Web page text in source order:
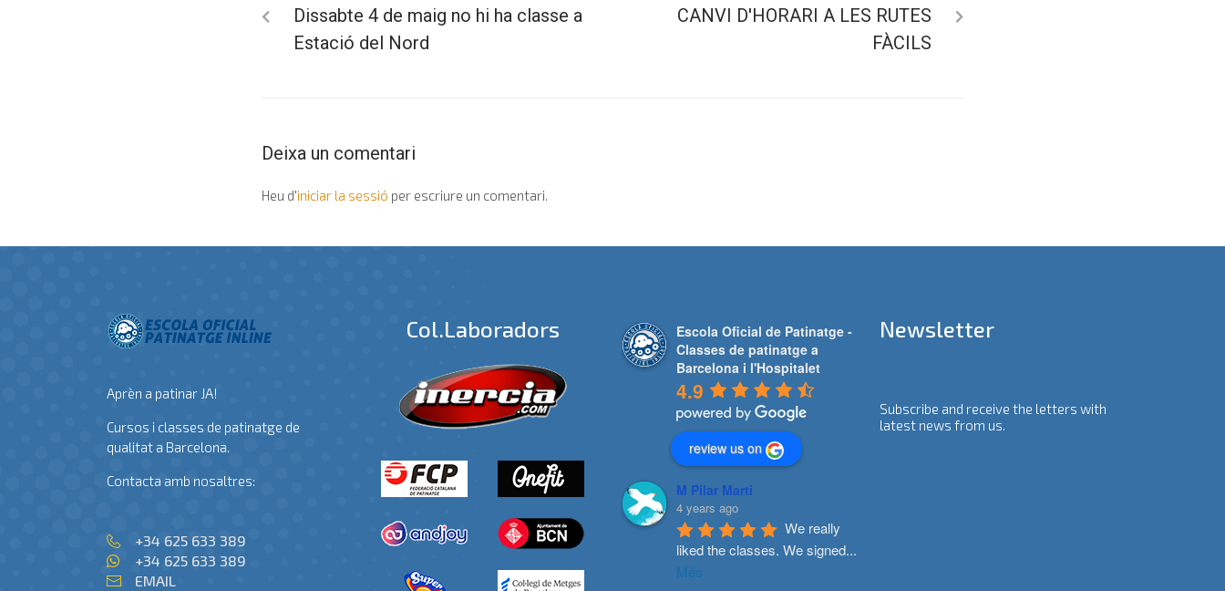
Dissabte 4 de maig no hi ha classe a
Estació del Nord
CANVI D'HORARI A LES RUTES
FÀCILS
Deixa un comentari
Heu d'iniciar la sessió per escriure un comentari.
Aprèn a patinar JA!
Cursos i classes de patinatge de
qualitat a Barcelona.
Contacta amb nosaltres:
+34 625 633 389
+34 625 633 389
EMAIL
Col.laboradors
Escola Oficial de Patinatge -
Classes de patinatge a
Barcelona i l'Hospitalet
4.9
review us on
M Pilar Marti
4 years ago
We really
liked the classes. We signed...
Més
Newsletter
Subscribe and receive the letters with
latest news from us.